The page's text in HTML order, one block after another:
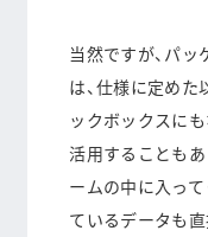
当然ですが、パ
は、仕様に定めた
ックボックスに
活用することも
ームの中に入っ
ているデータも直